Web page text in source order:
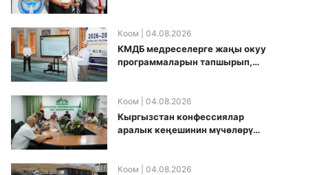
Коом | 04.08.2026
КМДБ медреселерге жаңы окуу
программаларын тапшырып,
киргизди
Коом | 04.08.2026
Кыргызстан конфессиялар
аралык кеӊешинин мүчөлөрү
Коом | 04.08.2026